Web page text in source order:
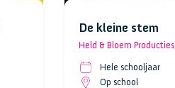
De kleine stem
Held & Bloem Producties
Hele schooljaar
Op school